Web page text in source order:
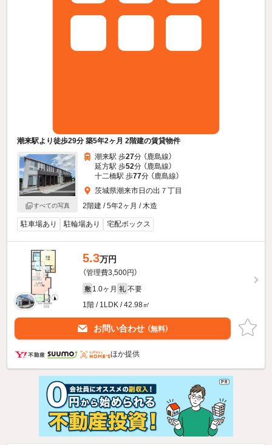
潮来駅より徒歩29分 築5年2ヶ月 2階建の賃貸物件
すべての写真
潮来駅 歩27分 （鹿島線）
延方駅 歩52分 （鹿島線）
十二橋駅 歩77分 （鹿島線）
茨城県潮来市日の出７丁目
2階建 / 5年2ヶ月 / 木造
駐車場あり 駐輪場あり 宅配ボックス
5.3万円
（管理費3,500円）
敷 1.0ヶ月 礼 不要
1階 / 1LDK / 42.98㎡
お問い合わせ （無料）
ほか提供